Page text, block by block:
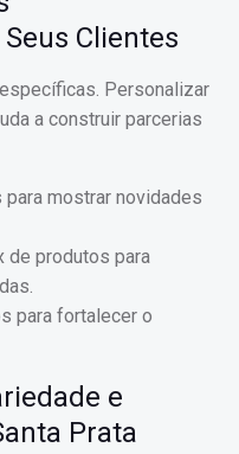
Clientes
Personalizar
a construir parcerias
mostrar novidades
de produtos para
para fortalecer o
e
Prata